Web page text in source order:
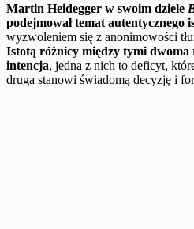
Martin Heidegger w swoim dziele
podejmował temat autentycznego
wyzwoleniem się z anonimowości
Istotą różnicy między tymi dwoma
intencja, jedna z nich to deficyt,
druga stanowi świadomą decyzję i